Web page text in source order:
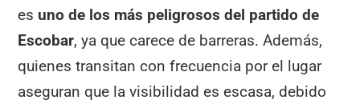
es uno de los más peligrosos del partido de
Escobar, ya que carece de barreras. Además,
quienes transitan con frecuencia por el lugar
aseguran que la visibilidad es escasa, debido